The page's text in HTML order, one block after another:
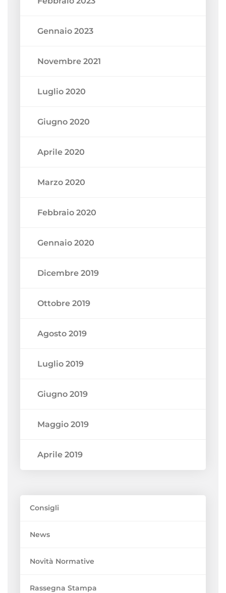
Gennaio 2023
Novembre 2021
Luglio 2020
Giugno 2020
Aprile 2020
Marzo 2020
Febbraio 2020
Gennaio 2020
Dicembre 2019
Ottobre 2019
Agosto 2019
Luglio 2019
Giugno 2019
Maggio 2019
Aprile 2019
Consigli
News
Novità Normative
Rassegna Stampa